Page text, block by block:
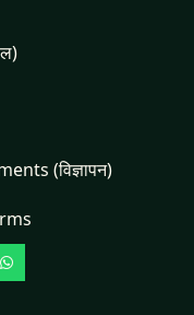
(विज्ञापन)
WhatsApp